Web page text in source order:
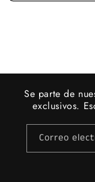
Se parte de
exclusivos.
Correo